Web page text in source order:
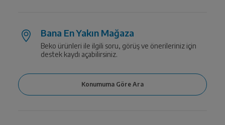
Bana En Yakın Mağaza
Beko ürünleri ile ilgili soru, görüş ve önerileriniz için
destek kaydı açabilirsiniz.